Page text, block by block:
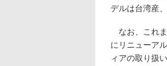
デルは台湾産
なお、これま
にリニューア
ィアの取り扱